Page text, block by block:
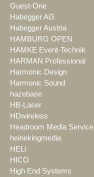
Guest-One
Habegger AG
Habegger Austria
HAMBURG OPEN
HAMKE Event-Technik
HARMAN Professional
Harmonic Design
Harmonic Sound
hazebase
HB-Laser
HDwireless
Headroom Media Service
heinekingmedia
HELi
HICO
High End Systems